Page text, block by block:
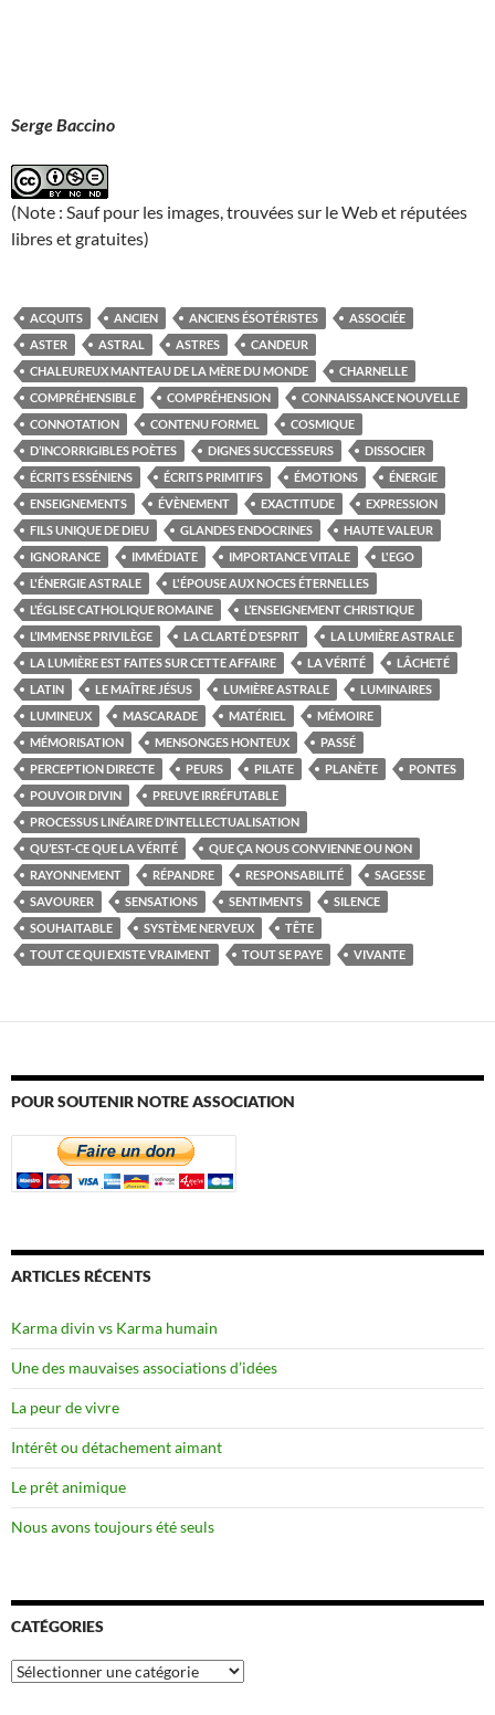
Serge Baccino
(Note : Sauf pour les images, trouvées sur le Web et réputées
libres et gratuites)
ACQUITS ANCIEN ANCIENS ÉSOTÉRISTES
ASSOCIÉE
ASTER
ASTRAL ASTRES
CANDEUR
CHALEUREUX MANTEAU DE LA MÈRE DU MONDE
CHARNELLE
COMPRÉHENSIBLE
COMPRÉHENSION
CONNAISSANCE NOUVELLE
CONNOTATION
CONTENU FORMEL
COSMIQUE
D’INCORRIGIBLES POÈTES
DIGNES SUCCESSEURS
DISSOCIER
ÉCRITS ESSÉNIENS
ÉCRITS PRIMITIFS ÉMOTIONS
ÉNERGIE
ENSEIGNEMENTS
ÉVÈNEMENT EXACTITUDE
EXPRESSION
FILS UNIQUE DE DIEU
GLANDES ENDOCRINES
HAUTE VALEUR
IGNORANCE
IMMÉDIATE IMPORTANCE VITALE
L'EGO
L'ÉNERGIE ASTRALE
L'ÉPOUSE AUX NOCES ÉTERNELLES
L’ÉGLISE CATHOLIQUE ROMAINE
L’ENSEIGNEMENT CHRISTIQUE
L’IMMENSE PRIVILÈGE
LA CLARTÉ D’ESPRIT
LA LUMIÈRE ASTRALE
LA LUMIÈRE EST FAITES SUR CETTE AFFAIRE
LA VÉRITÉ
LÂCHETÉ
LATIN
LE MAÎTRE JÉSUS LUMIÈRE ASTRALE
LUMINAIRES
LUMINEUX
MASCARADE MATÉRIEL
MÉMOIRE
MÉMORISATION
MENSONGES HONTEUX
PASSÉ
PERCEPTION DIRECTE
PEURS PILATE PLANÈTE
PONTES
POUVOIR DIVIN
PREUVE IRRÉFUTABLE
PROCESSUS LINÉAIRE D’INTELLECTUALISATION
QU’EST-CE QUE LA VÉRITÉ
QUE ÇA NOUS CONVIENNE OU NON
RAYONNEMENT
RÉPANDRE RESPONSABILITÉ
SAGESSE
SAVOURER
SENSATIONS SENTIMENTS
SILENCE
SOUHAITABLE
SYSTÈME NERVEUX
TÊTE
TOUT CE QUI EXISTE VRAIMENT
TOUT SE PAYE VIVANTE
POUR SOUTENIR NOTRE ASSOCIATION
ARTICLES RÉCENTS
Karma divin vs Karma humain
Une des mauvaises associations d’idées
La peur de vivre
Intérêt ou détachement aimant
Le prêt animique
Nous avons toujours été seuls
CATÉGORIES
Catégories